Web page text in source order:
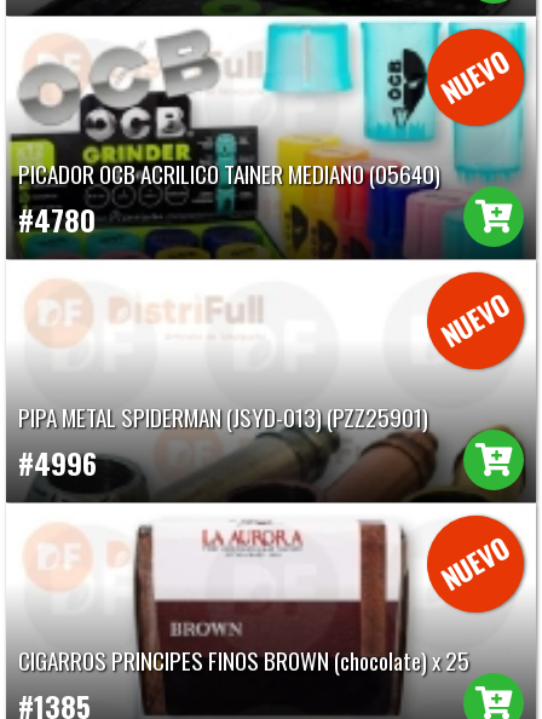
PICADOR OCB ACRILICO TAINER MEDIANO (05640)
#4780
PIPA METAL SPIDERMAN (JSYD-013) (PZZ25901)
#4996
CIGARROS PRINCIPES FINOS BROWN (chocolate) x 25
#1385